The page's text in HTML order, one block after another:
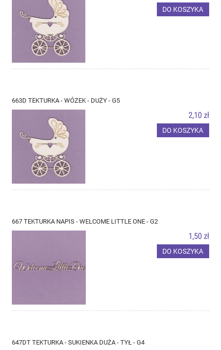
DO KOSZYKA
663D TEKTURKA - WÓZEK - DUŻY - G5
2,10 zł
DO KOSZYKA
667 TEKTURKA NAPIS - WELCOME LITTLE ONE - G2
1,50 zł
DO KOSZYKA
647DT TEKTURKA - SUKIENKA DUŻA - TYŁ - G4